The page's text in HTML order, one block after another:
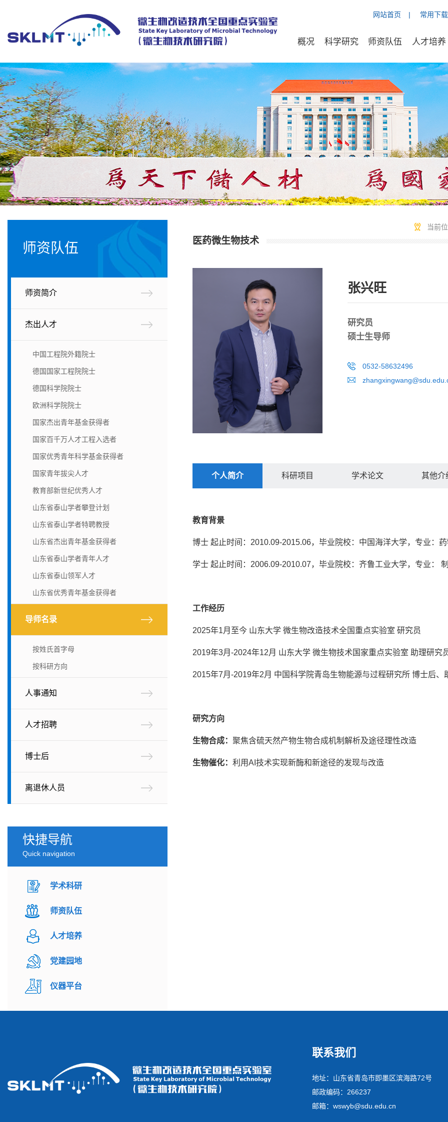
网站首页 | 常用下载
概况 科学研究 师资队伍 人才培养
师资队伍
师资简介
杰出人才
中国工程院外籍院士
德国国家工程院院士
德国科学院院士
欧洲科学院院士
国家杰出青年基金获得者
国家百千万人才工程入选者
国家优秀青年科学基金获得者
国家青年拔尖人才
教育部新世纪优秀人才
山东省泰山学者攀登计划
山东省泰山学者特聘教授
山东省杰出青年基金获得者
山东省泰山学者青年人才
山东省泰山领军人才
山东省优秀青年基金获得者
导师名录
按姓氏首字母
按科研方向
人事通知
人才招聘
博士后
离退休人员
快捷导航
Quick navigation
学术科研
师资队伍
人才培养
党建园地
仪器平台
当前
医药微生物技术
张兴旺
研究员
硕士生导师
0532-58632496
个人简介 科研项目 学术论文 其他介
教育背景
博士 起止时间：2010.09-2015.06，毕业院校：中国海洋大学，专业：
学士 起止时间：2006.09-2010.07，毕业院校：齐鲁工业大学，专业：
工作经历
2025年1月至今 山东大学 微生物改造技术全国重点实验室 研究员
2019年3月-2024年12月 山东大学 微生物技术国家重点实验室 助理研究
2015年7月-2019年2月 中国科学院青岛生物能源与过程研究所 博士后、
研究方向
生物合成： 聚焦含硫天然产物生物合成机制解析及途径理性改造
生物催化： 利用AI技术实现新酶和新途径的发现与改造
联系我们
地址：山东省青岛市即墨区滨海路72号
邮政编码：266237
邮箱：wswyb@sdu.edu.cn